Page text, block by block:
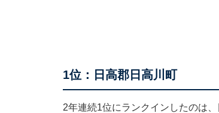
1位：日高郡日高川町
2年連続1位にランクインしたのは